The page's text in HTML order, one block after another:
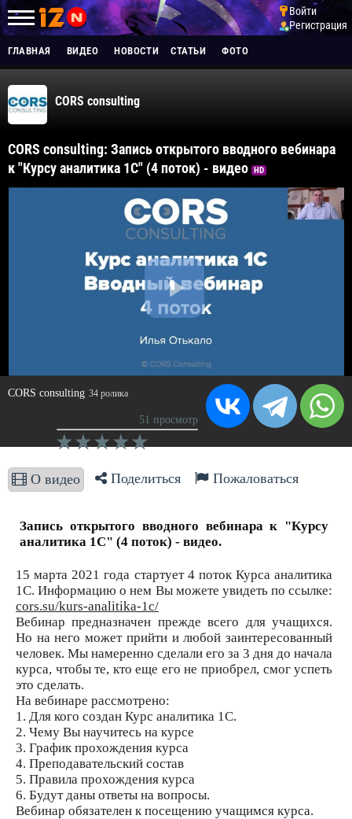
Войти
Регистрация
ГЛАВНАЯ ВИДЕО НОВОСТИ СТАТЬИ ФОТО
CORS consulting
CORS consulting: Запись открытого вводного вебинара
к "Курсу аналитика 1С" (4 поток) - видео HD
CORS consulting 34 ролика
51 просмотр
О видео Поделиться Пожаловаться
Запись открытого вводного вебинара к "Курсу
аналитика 1С" (4 поток) - видео.
15 марта 2021 года стартует 4 поток Курса аналитика
1С. Информацию о нем Вы можете увидеть по ссылке:
cors.su/kurs-analitika-1c/
Вебинар предназначен прежде всего для учащихся.
Но на него может прийти и любой заинтересованный
человек. Мы намеренно сделали его за 3 дня до начала
курса, чтобы те, кто еще его не приобрел, смог успеть
это сделать.
На вебинаре рассмотрено:
1. Для кого создан Курс аналитика 1С.
2. Чему Вы научитесь на курсе
3. График прохождения курса
4. Преподавательский состав
5. Правила прохождения курса
6. Будут даны ответы на вопросы.
Вебинар обязателен к посещению учащимся курса.